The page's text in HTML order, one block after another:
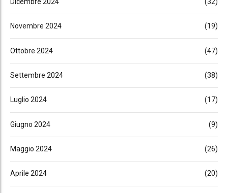
Novembre 2024 (19)
Ottobre 2024 (47)
Settembre 2024 (38)
Luglio 2024 (17)
Giugno 2024 (9)
Maggio 2024 (26)
Aprile 2024 (20)